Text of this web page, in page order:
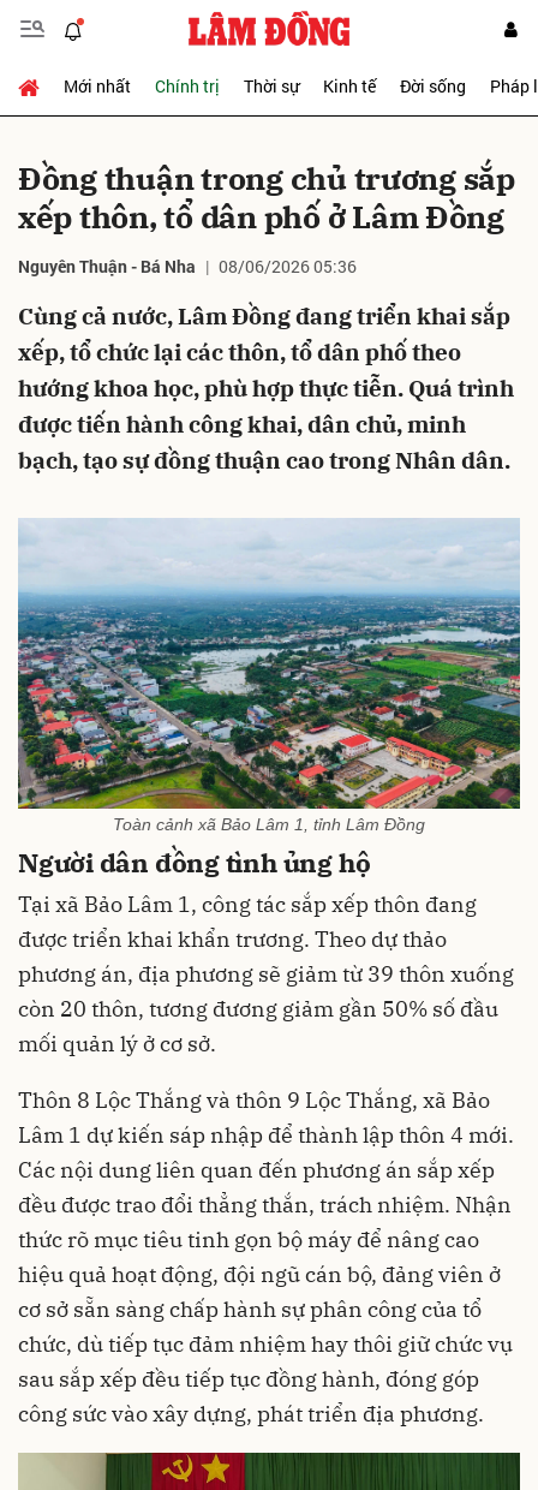
Mới nhất Chính trị Thời sự Kinh tế Đời sống Pháp
Đồng thuận trong chủ trương sắp
xếp thôn, tổ dân phố ở Lâm Đồng
Nguyên Thuận - Bá Nha 08/06/2026 05:36
Cùng cả nước, Lâm Đồng đang triển khai sắp
xếp, tổ chức lại các thôn, tổ dân phố theo
hướng khoa học, phù hợp thực tiễn. Quá trình
được tiến hành công khai, dân chủ, minh
bạch, tạo sự đồng thuận cao trong Nhân dân.
Toàn cảnh xã Bảo Lâm 1, tỉnh Lâm Đồng
Người dân đồng tình ủng hộ
Tại xã Bảo Lâm 1, công tác sắp xếp thôn đang
được triển khai khẩn trương. Theo dự thảo
phương án, địa phương sẽ giảm từ 39 thôn xuống
còn 20 thôn, tương đương giảm gần 50% số đầu
mối quản lý ở cơ sở.
Thôn 8 Lộc Thắng và thôn 9 Lộc Thắng, xã Bảo
Lâm 1 dự kiến sáp nhập để thành lập thôn 4 mới.
Các nội dung liên quan đến phương án sắp xếp
đều được trao đổi thẳng thắn, trách nhiệm. Nhận
thức rõ mục tiêu tinh gọn bộ máy để nâng cao
hiệu quả hoạt động, đội ngũ cán bộ, đảng viên ở
cơ sở sẵn sàng chấp hành sự phân công của tổ
chức, dù tiếp tục đảm nhiệm hay thôi giữ chức vụ
sau sắp xếp đều tiếp tục đồng hành, đóng góp
công sức vào xây dựng, phát triển địa phương.
Gửi bình luận
Hủy